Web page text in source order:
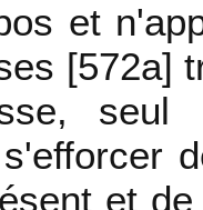
et
[572a]
seul
et